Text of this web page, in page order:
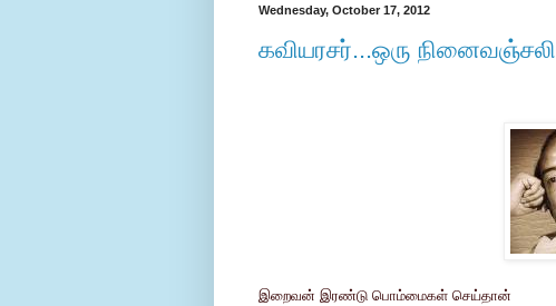
Wednesday, October 17, 2012
கவியரசர்...ஒரு நினைவஞ்சலி
இறைவன் இரண்டு பொம்மைகள் செய்தான்